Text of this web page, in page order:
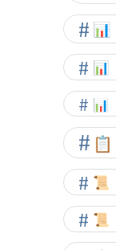
📊
📊
📊
📜
📜